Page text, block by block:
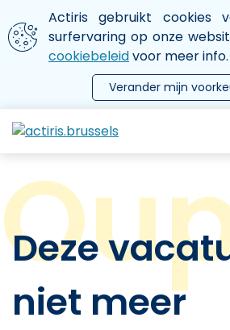
Aller au contenu principal
We gebruiken cookies
Actiris gebruikt cookies
surfervaring op onze
cookiebeleidvoor meer info.
Verander mijn
le menu
Deze
niet meer